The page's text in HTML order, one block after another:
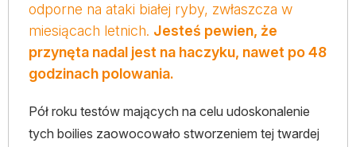
odporne na ataki białej ryby, zwłaszcza w
miesiącach letnich. Jesteś pewien, że
przynęta nadal jest na haczyku, nawet po 48
godzinach polowania.
Pół roku testów mających na celu udoskonalenie
tych boilies zaowocowało stworzeniem tej twardej